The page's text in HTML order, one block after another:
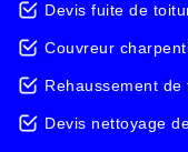
Devis fuite de
Couvreur
Rehaussement
Devis nettoyage